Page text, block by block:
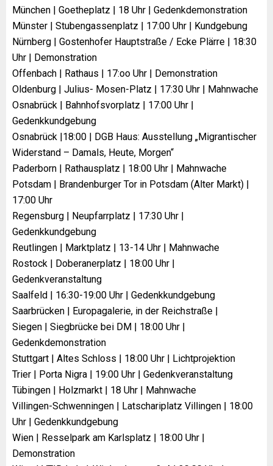
München | Goetheplatz | 18 Uhr | Gedenkdemonstration
Münster | Stubengassenplatz | 17:00 Uhr | Kundgebung
Nürnberg | Gostenhofer Hauptstraße / Ecke Plärre | 18:30
Uhr | Demonstration
Offenbach | Rathaus | 17:oo Uhr | Demonstration
Oldenburg | Julius- Mosen-Platz | 17:30 Uhr | Mahnwache
Osnabrück | Bahnhofsvorplatz | 17:00 Uhr |
Gedenkkundgebung
Osnabrück |18:00 | DGB Haus: Ausstellung „Migrantischer
Widerstand – Damals, Heute, Morgen“
Paderborn | Rathausplatz | 18:00 Uhr | Mahnwache
Potsdam | Brandenburger Tor in Potsdam (Alter Markt) |
17:00 Uhr
Regensburg | Neupfarrplatz | 17:30 Uhr |
Gedenkkundgebung
Reutlingen | Marktplatz | 13-14 Uhr | Mahnwache
Rostock | Doberanerplatz | 18:00 Uhr |
Gedenkveranstaltung
Saalfeld | 16:30-19:00 Uhr | Gedenkkundgebung
Saarbrücken | Europagalerie, in der Reichstraße |
Siegen | Siegbrücke bei DM | 18:00 Uhr |
Gedenkdemonstration
Stuttgart | Altes Schloss | 18:00 Uhr | Lichtprojektion
Trier | Porta Nigra | 19:00 Uhr | Gedenkveranstaltung
Tübingen | Holzmarkt | 18 Uhr | Mahnwache
Villingen-Schwenningen | Latschariplatz Villingen | 18:00
Uhr | Gedenkkundgebung
Wien | Resselpark am Karlsplatz | 18:00 Uhr |
Demonstration